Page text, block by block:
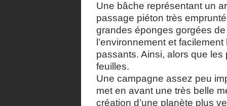
Une bâche représentant un
passage piéton très
grandes éponges gorgées
l’environnement et
passants. Ainsi, alors que les
feuilles.
Une campagne assez peu
met en avant une très belle
création d’une planète plus